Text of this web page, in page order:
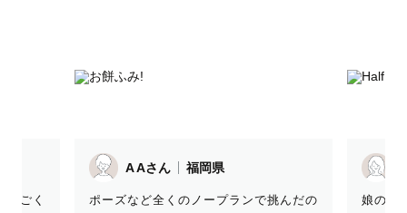
んだの
MEGさん 福岡県
娘のハーフバースデー記念に家族写真が
く、ほ